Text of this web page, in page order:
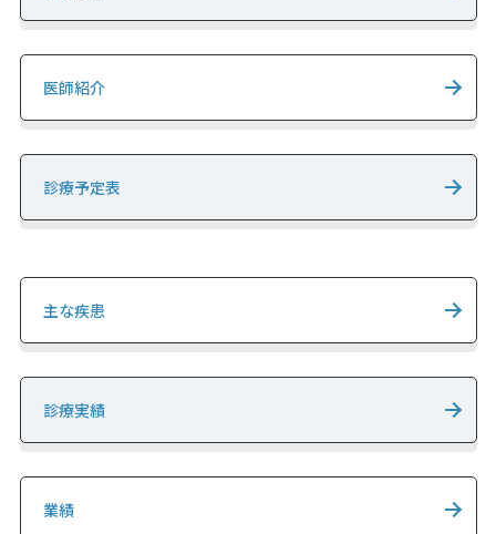
医師紹介
診療予定表
主な疾患
診療実績
業績